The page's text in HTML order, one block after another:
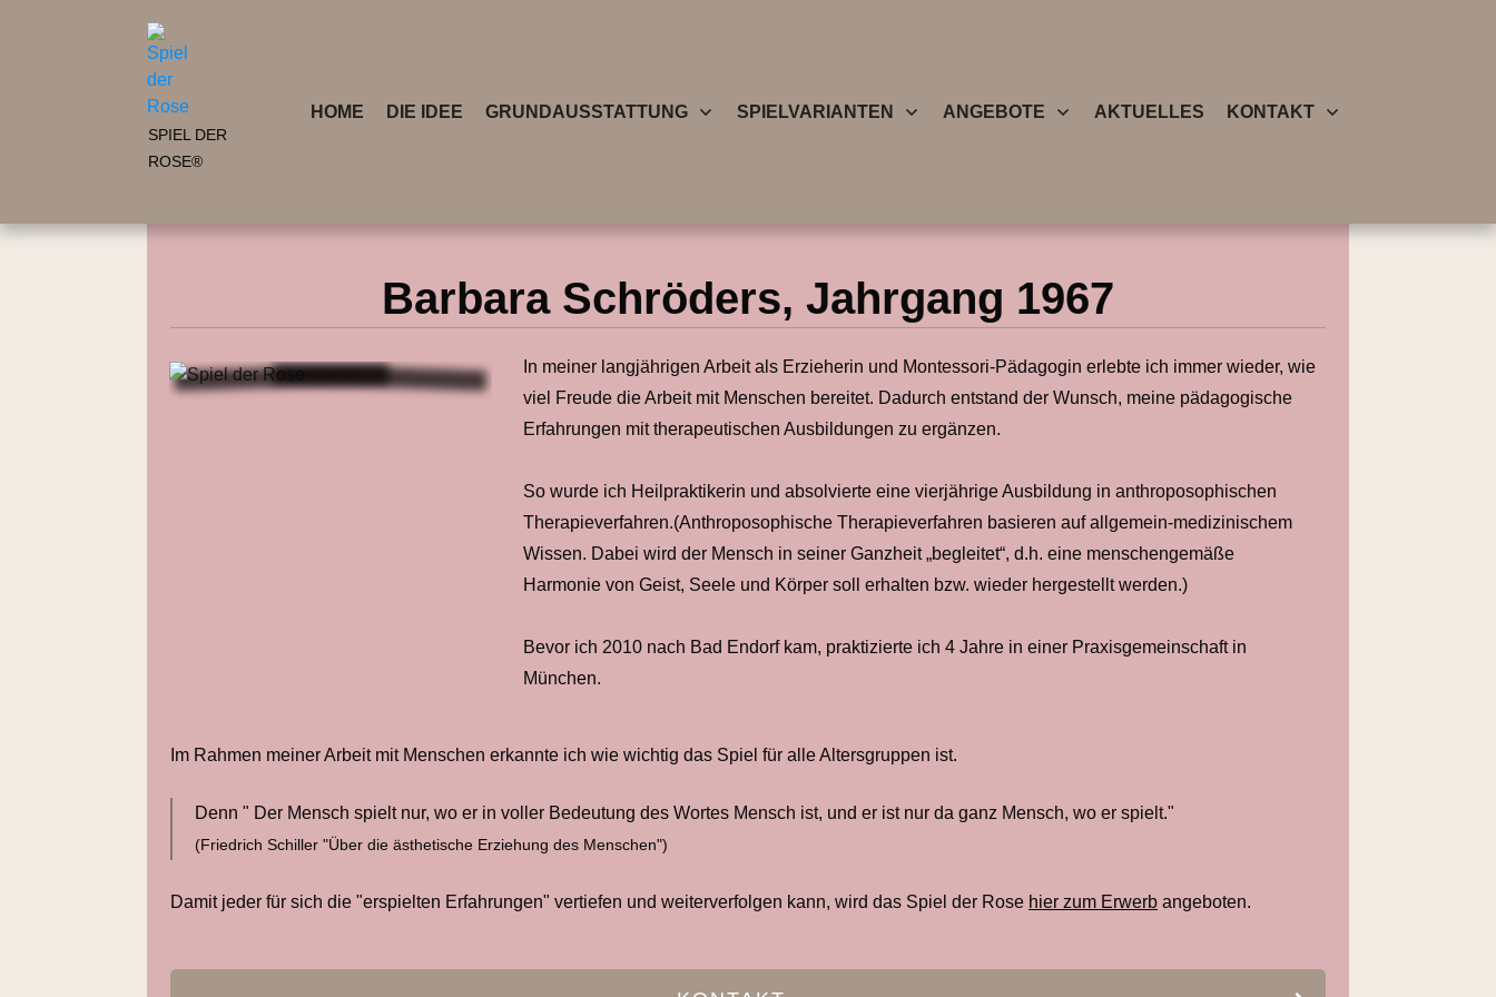
SPIEL DER
ROSE®
HOME DIE IDEE GRUNDAUSSTATTUNG SPIELVARIANTEN ANGEBOTE AKTUELLES KONTAKT
Barbara Schröders, Jahrgang 1967
In meiner langjährigen Arbeit als Erzieherin und Montessori-Pädagogin erlebte ich immer wieder, wie
viel Freude die Arbeit mit Menschen bereitet. Dadurch entstand der Wunsch, meine pädagogische
Erfahrungen mit therapeutischen Ausbildungen zu ergänzen.
So wurde ich Heilpraktikerin und absolvierte eine vierjährige Ausbildung in anthroposophischen
Therapieverfahren.(Anthroposophische Therapieverfahren basieren auf allgemein-medizinischem
Wissen. Dabei wird der Mensch in seiner Ganzheit „begleitet“, d.h. eine menschengemäße
Harmonie von Geist, Seele und Körper soll erhalten bzw. wieder hergestellt werden.)
Bevor ich 2010 nach Bad Endorf kam, praktizierte ich 4 Jahre in einer Praxisgemeinschaft in
München.
Im Rahmen meiner Arbeit mit Menschen erkannte ich wie wichtig das Spiel für alle Altersgruppen ist.
Denn " Der Mensch spielt nur, wo er in voller Bedeutung des Wortes Mensch ist, und er ist nur da ganz Mensch, wo er spielt."
(Friedrich Schiller "Über die ästhetische Erziehung des Menschen")
Damit jeder für sich die "erspielten Erfahrungen" vertiefen und weiterverfolgen kann, wird das Spiel der Rose hier zum Erwerb angeboten.